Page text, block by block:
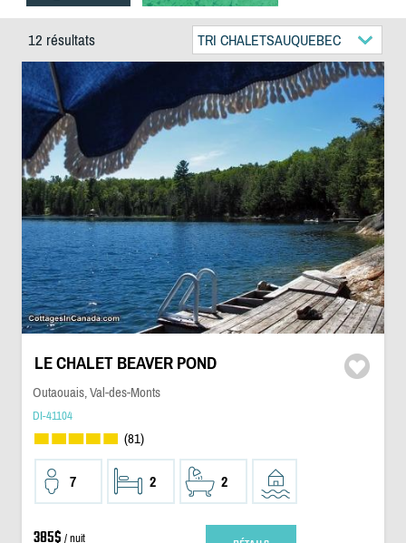
12 résultats TRI CHALETSAUQUEBEC
LE CHALET BEAVER POND
Outaouais, Val-des-Monts
DI-41104
(81)
7 2 2
385$ / nuit